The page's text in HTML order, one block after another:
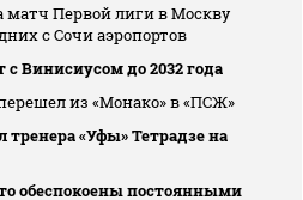
матч Первой лиги в Москву
с Сочи аэропортов
с Винисиусом до 2032 года
из «Монако» в «ПСЖ»
«Уфы» Тетрадзе на
обеспокоены постоянными